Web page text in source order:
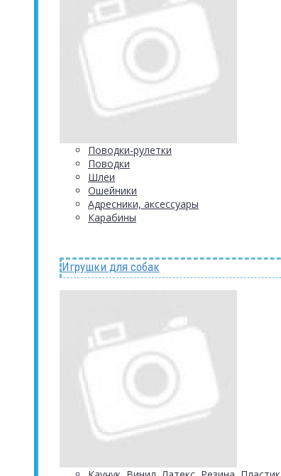
Поводки-рулетки
Поводки
Шлеи
Ошейники
Адресники, аксессуары
Карабины
Игрушки для собак